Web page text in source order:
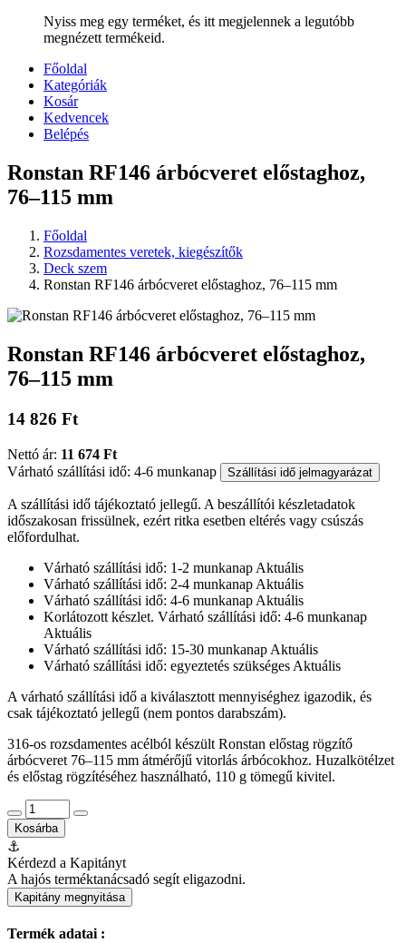
Nyiss meg egy terméket, és itt megjelennek a legutóbb
megnézett termékeid.
Főoldal
Kategóriák
Kosár
Kedvencek
Belépés
Ronstan RF146 árbócveret előstaghoz,
76–115 mm
Főoldal
Rozsdamentes veretek, kiegészítők
Deck szem
Ronstan RF146 árbócveret előstaghoz, 76–115 mm
Ronstan RF146 árbócveret előstaghoz,
76–115 mm
14 826 Ft
Nettó ár: 11 674 Ft
Várható szállítási idő: 4-6 munkanap
Szállítási idő jelmagyarázat
A szállítási idő tájékoztató jellegű. A beszállítói készletadatok
időszakosan frissülnek, ezért ritka esetben eltérés vagy csúszás
előfordulhat.
Várható szállítási idő: 1-2 munkanap Aktuális
Várható szállítási idő: 2-4 munkanap Aktuális
Várható szállítási idő: 4-6 munkanap Aktuális
Korlátozott készlet. Várható szállítási idő: 4-6 munkanap
Aktuális
Várható szállítási idő: 15-30 munkanap Aktuális
Várható szállítási idő: egyeztetés szükséges Aktuális
A várható szállítási idő a kiválasztott mennyiséghez igazodik, és
csak tájékoztató jellegű (nem pontos darabszám).
316-os rozsdamentes acélból készült Ronstan előstag rögzítő
árbócveret 76–115 mm átmérőjű vitorlás árbócokhoz. Huzalkötélzet
és előstag rögzítéséhez használható, 110 g tömegű kivitel.
Kosárba
⚓
Kérdezd a Kapitányt
A hajós terméktanácsadó segít eligazodni.
Kapitány megnyitása
Termék adatai :